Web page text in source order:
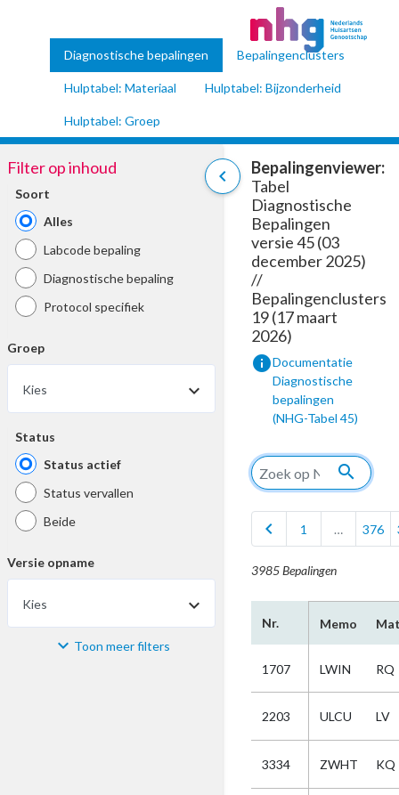
Diagnostische bepalingen Bepalingenclusters
Hulptabel: Materiaal Hulptabel: Bijzonderheid
Hulptabel: Groep
chevron_left
Filter op inhoud
Soort
Alles
Labcode bepaling
Diagnostische bepaling
Protocol specifiek
Groep
Kies
Status
Status actief
Status vervallen
Beide
Versie opname
Kies
Materiaal Toon meer filters
Bepalingenviewer:
Tabel
Diagnostische
Bepalingen
versie 45 (03
december 2025)
//
Bepalingenclusters
19 (17 maart
2026)
infoDocumentatie
Diagnostische
bepalingen
(NHG-Tabel 45)
search
chevron_left 1 … 376
3985 Bepalingen
Nr. Memo
1707 LWIN RQ
2203 ULCU LV
3334 ZWHT KQ